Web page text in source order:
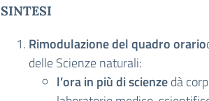
SINTESI
Rimodulazione del quadro orario
delle Scienze naturali:
l’ora in più di scienzedà